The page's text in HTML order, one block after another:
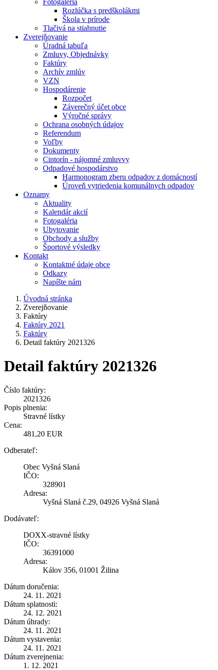
Fotogaléria
Rozlúčka s predškolákmi
Škola v prírode
Tlačivá na stiahnutie
Zverejňovanie
Úradná tabuľa
Zmluvy, Objednávky
Faktúry
Archív zmlúv
VZN
Hospodárenie
Rozpočet
Záverečný účet obce
Výročné správy
Ochrana osobných údajov
Referendum
Voľby
Dokumenty
Cintorín - nájomné zmluvvy
Odpadové hospodárstvo
Harmonogram zberu odpadov z domácností
Úroveň vytriedenia komunálnych odpadov
Oznamy
Aktuality
Kalendár akcií
Fotogaléria
Ubytovanie
Obchody a služby
Športové výsledky
Kontakt
Kontaktné údaje obce
Odkazy
Napíšte nám
Úvodná stránka
Zverejňovanie
Faktúry
Faktúry 2021
Faktúry
Detail faktúry 2021326
Detail faktúry 2021326
Číslo faktúry:
2021326
Popis plnenia:
Stravné lístky
Cena:
481,20 EUR
Odberateľ:
Obec Vyšná Slaná
IČO:
328901
Adresa:
Vyšná Slaná č.29, 04926 Vyšná Slaná
Dodávateľ:
DOXX-stravné lístky
IČO:
36391000
Adresa:
Kálov 356, 01001 Žilina
Dátum doručenia:
24. 11. 2021
Dátum splatnosti:
24. 12. 2021
Dátum úhrady:
24. 11. 2021
Dátum vystavenia:
24. 11. 2021
Dátum zverejnenia:
1. 12. 2021